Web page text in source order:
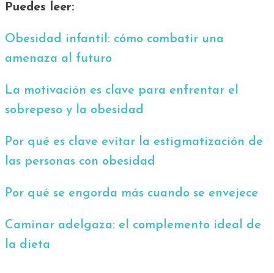
Puedes leer:
Obesidad infantil: cómo combatir una
amenaza al futuro
La motivación es clave para enfrentar el
sobrepeso y la obesidad
Por qué es clave evitar la estigmatización de
las personas con obesidad
Por qué se engorda más cuando se envejece
Caminar adelgaza: el complemento ideal de
la dieta